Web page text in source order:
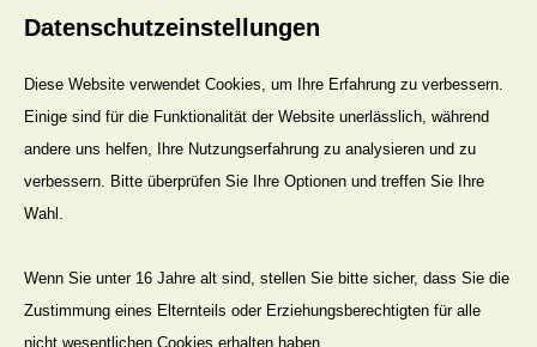
20260426 Wanderung Lunauborn Foto
Datenschutzeinstellungen
Diese Website verwendet Cookies, um Ihre Erfahrung zu verbessern.
Einige sind für die Funktionalität der Website unerlässlich, während
andere uns helfen, Ihre Nutzungserfahrung zu analysieren und zu
verbessern. Bitte überprüfen Sie Ihre Optionen und treffen Sie Ihre
Wahl.
Wenn Sie unter 16 Jahre alt sind, stellen Sie bitte sicher, dass Sie die
Zustimmung eines Elternteils oder Erziehungsberechtigten für alle
nicht wesentlichen Cookies erhalten haben.